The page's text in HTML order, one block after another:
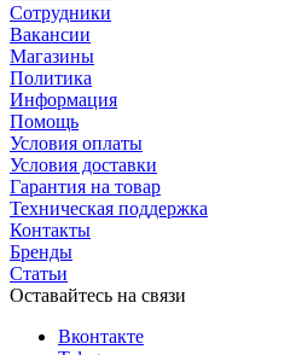
Сотрудники
Вакансии
Магазины
Политика
Информация
Помощь
Условия оплаты
Условия доставки
Гарантия на товар
Техническая поддержка
Контакты
Бренды
Статьи
Оставайтесь на связи
Вконтакте